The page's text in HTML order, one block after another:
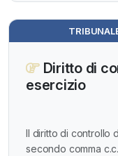
Diritto di
esercizio
Il diritto di controllo
secondo comma